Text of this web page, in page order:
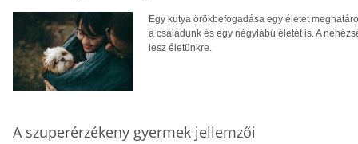
Egy kutya örökbefogadása egy életet
a családunk és egy négylábú életét is. A
lesz életünkre.
A szuperérzékeny gyermek jellemzői